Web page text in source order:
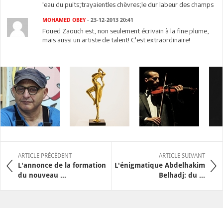
'eau du puits;trayaientles chèvres;le dur labeur des champs
MOHAMED OBEY- 23-12-2013 20:41
Foued Zaouch est, non seulement écrivain à la fine plume,
mais aussi un artiste de talent! C'est extraordinaire!
ARTICLE PRÉCÉDENT
L'annonce de la formation
du nouveau ...
ARTICLE SUIVANT
L'énigmatique Abdelhakim
Belhadj: du ...